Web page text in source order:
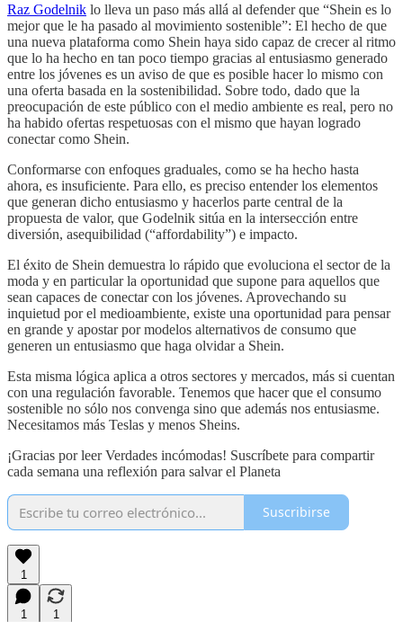
Raz Godelnik lo lleva un paso más allá al defender que “Shein es lo
mejor que le ha pasado al movimiento sostenible”: El hecho de que
una nueva plataforma como Shein haya sido capaz de crecer al ritmo
que lo ha hecho en tan poco tiempo gracias al entusiasmo generado
entre los jóvenes es un aviso de que es posible hacer lo mismo con
una oferta basada en la sostenibilidad. Sobre todo, dado que la
preocupación de este público con el medio ambiente es real, pero no
ha habido ofertas respetuosas con el mismo que hayan logrado
conectar como Shein.
Conformarse con enfoques graduales, como se ha hecho hasta
ahora, es insuficiente. Para ello, es preciso entender los elementos
que generan dicho entusiasmo y hacerlos parte central de la
propuesta de valor, que Godelnik sitúa en la intersección entre
diversión, asequibilidad (“affordability”) e impacto.
El éxito de Shein demuestra lo rápido que evoluciona el sector de la
moda y en particular la oportunidad que supone para aquellos que
sean capaces de conectar con los jóvenes. Aprovechando su
inquietud por el medioambiente, existe una oportunidad para pensar
en grande y apostar por modelos alternativos de consumo que
generen un entusiasmo que haga olvidar a Shein.
Esta misma lógica aplica a otros sectores y mercados, más si cuentan
con una regulación favorable. Tenemos que hacer que el consumo
sostenible no sólo nos convenga sino que además nos entusiasme.
Necesitamos más Teslas y menos Sheins.
¡Gracias por leer Verdades incómodas! Suscríbete para compartir
cada semana una reflexión para salvar el Planeta
Suscribirse
1
1
1